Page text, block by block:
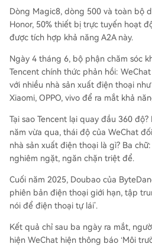
g điện thoại, dẫn đầu là Honor,
gia vì con đường GUI đã bị chứng
khả thi. Hợp tác A2A mang lại cho
năng AI độc lập khác. Cơ chế ủy
ười dùng + ứng dụng) được nhấn
bảo quyền riêng tư và an ninh. Bài viết kết luận r
ằng đây là một liên minh chiến
ncent muốn biến WeChat thành
ịch vụ” trong kỷ nguyên AI, trong
n xuất điện thoại muốn củng cố vị
âm hệ sinh thái AI của riêng họ.
Dòng Magic8, dòng 500 và toàn bộ
Honor, 50% thiết bị trực tuyến hoạt
được tích hợp khả năng A2A này.
Ngày 4 tháng 6, bộ phận chăm sóc
Tencent chính thức phản hồi:
với nhiều nhà sản xuất điện thoại như
Xiaomi, OPPO, vivo để ra mắt khả
Tại sao Tencent lại quay đầu 360
năm vừa qua, thái độ của WeChat
nhà sản xuất điện thoại là gì? Ba
nghiêm ngặt, ngăn chặn triệt để.
Cuối năm 2025, Doubao của
phiên bản điện thoại giới hạn, tập
nói để điện thoại tự lái’.
Kết quả chỉ sau ba ngày ra mắt,
hiện WeChat hiện thông báo ‘Môi